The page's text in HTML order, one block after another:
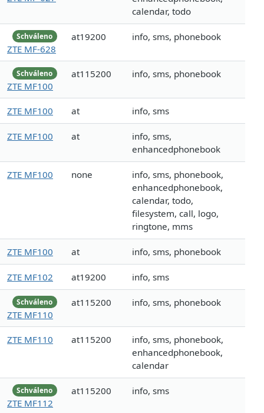
calendar, todo
Schváleno
ZTE MF-628
at19200 info, sms, phonebook
Schváleno
ZTE MF100
at115200 info, sms, phonebook
ZTE MF100 at info, sms
ZTE MF100 at
info, sms,
enhancedphonebook
ZTE MF100 none
info, sms, phonebook,
enhancedphonebook,
calendar, todo,
filesystem, call, logo,
ringtone, mms
ZTE MF100 at info, sms, phonebook
ZTE MF102 at19200 info, sms
Schváleno
ZTE MF110
at115200 info, sms, phonebook
ZTE MF110 at115200
info, sms, phonebook,
enhancedphonebook,
calendar
Schváleno
ZTE MF112
at115200 info, sms